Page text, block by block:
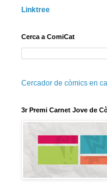
Linktree
Cerca a ComiCat
Cercador de còmics en
3r Premi Carnet Jove de